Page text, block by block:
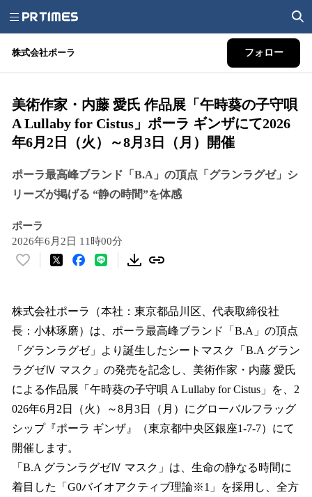
株式会社ポーラ フォロー
美術作家・内藤 愛氏 作品展「午時葵の子守唄
A Lullaby for Cistus」ポーラ ギンザにて2026
年6月2日（火）～8月3日（月）開催
ポーラ最高峰ブランド「B.A」の頂点「グランラグゼ」シ
リーズが掲げる “静の時間”を体感
ポーラ
2026年6月2日 11時00分
い
！
読
み
込
み
中
で
す
株式会社ポーラ（本社：東京都品川区、代表取締役社
長：小林琢磨）は、ポーラ最高峰ブランド「B.A」の頂点
「グランラグゼ」より誕生したシートマスク「B.A グラン
ラグゼⅣ マスク」の発売を記念し、美術作家・内藤 愛氏
による作品展「午時葵の子守唄 A Lullaby for Cistus」を、2
026年6月2日（火）～8月3日（月）にグローバルフラッグ
シップ『ポーラ ギンザ』（東京都中央区銀座1-7-7）にて
開催します。
「B.A グランラグゼⅣ マスク」は、生命の静なる時間に
着目した「G0バイオアクティブ理論※1」を採用し、全方